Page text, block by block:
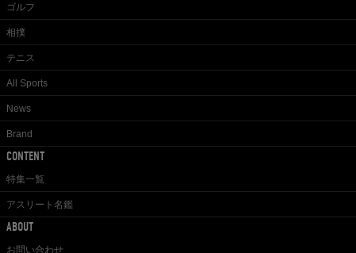
ゴルフ
相撲
テニス
All Sports
News
Brand
CONTENT
特集一覧
アスリート名鑑
ABOUT
お問い合わせ